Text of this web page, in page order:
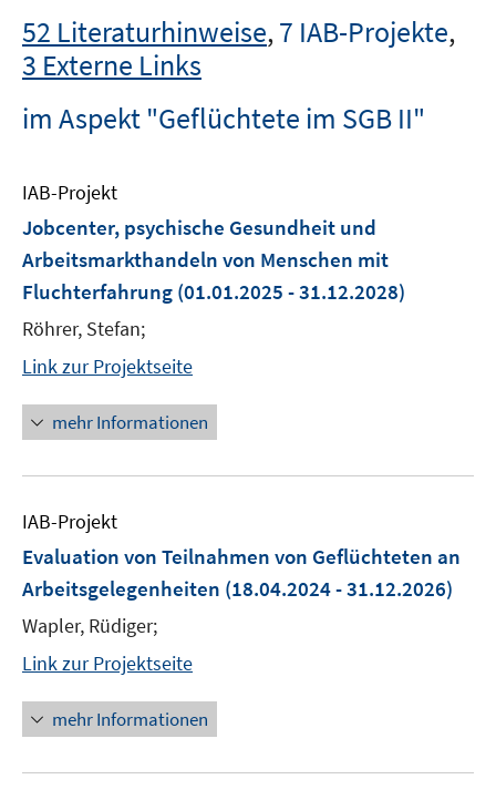
52 Literaturhinweise,7 IAB-Projekte,
3 Externe Links
im Aspekt "Geflüchtete im SGB II"
IAB-Projekt
Jobcenter, psychische Gesundheit und
Arbeitsmarkthandeln von Menschen mit
Fluchterfahrung (01.01.2025 - 31.12.2028)
Röhrer, Stefan;
Link zur Projektseite
mehr Informationen
IAB-Projekt
Evaluation von Teilnahmen von Geflüchteten an
Arbeitsgelegenheiten (18.04.2024 - 31.12.2026)
Wapler, Rüdiger;
Link zur Projektseite
mehr Informationen